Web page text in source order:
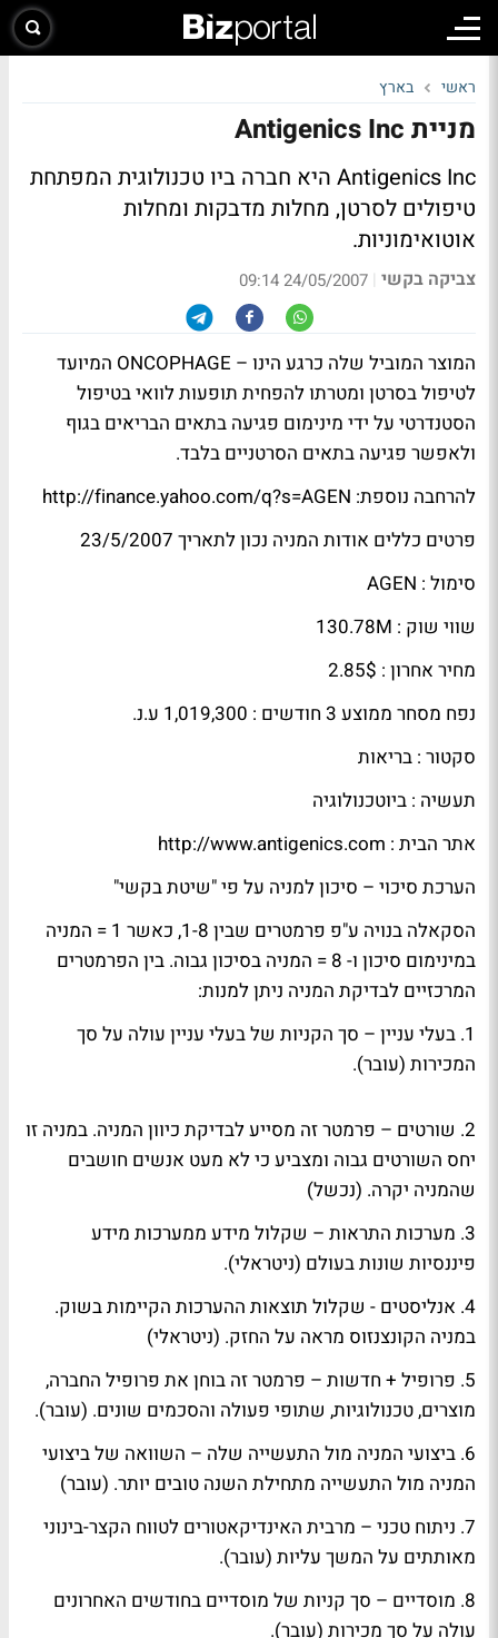
ראשי בארץ
מניית Antigenics Inc
Antigenics Inc היא חברה ביו טכנולוגית המפתחת
טיפולים לסרטן, מחלות מדבקות ומחלות
אוטואימוניות.
צביקה בקשי |
24/05/2007 09:14
המוצר המוביל שלה כרגע הינו – ONCOPHAGE המיועד
לטיפול בסרטן ומטרתו להפחית תופעות לוואי בטיפול
הסטנדרטי על ידי מינימום פגיעה בתאים הבריאים בגוף
ולאפשר פגיעה בתאים הסרטניים בלבד.
להרחבה נוספת: http://finance.yahoo.com/q?s=AGEN
פרטים כללים אודות המניה נכון לתאריך 23/5/2007
סימול : AGEN
שווי שוק : 130.78M
מחיר אחרון : 2.85$
נפח מסחר ממוצע 3 חודשים : 1,019,300 ע.נ.
סקטור : בריאות
תעשיה : ביוטכנולוגיה
אתר הבית : http://www.antigenics.com
הערכת סיכוי – סיכון למניה על פי "שיטת בקשי"
הסקאלה בנויה ע"פ פרמטרים שבין 1-8, כאשר 1 = המניה
במינימום סיכון ו- 8 = המניה בסיכון גבוה. בין הפרמטרים
המרכזיים לבדיקת המניה ניתן למנות:
1. בעלי עניין – סך הקניות של בעלי עניין עולה על סך
המכירות (עובר).
2. שורטים – פרמטר זה מסייע לבדיקת כיוון המניה. במניה זו
יחס השורטים גבוה ומצביע כי לא מעט אנשים חושבים
שהמניה יקרה. (נכשל)
3. מערכות התראות – שקלול מידע ממערכות מידע
פיננסיות שונות בעולם (ניטראלי).
4. אנליסטים - שקלול תוצאות ההערכות הקיימות בשוק.
במניה הקונצנזוס מראה על החזק. (ניטראלי)
5. פרופיל + חדשות – פרמטר זה בוחן את פרופיל החברה,
מוצרים, טכנולוגיות, שתופי פעולה והסכמים שונים. (עובר).
6. ביצועי המניה מול התעשייה שלה – השוואה של ביצועי
המניה מול התעשייה מתחילת השנה טובים יותר. (עובר)
7. ניתוח טכני – מרבית האינדיקאטורים לטווח הקצר-בינוני
מאותתים על המשך עליות (עובר).
8. מוסדיים – סך קניות של מוסדיים בחודשים האחרונים
עולה על סך מכירות (עובר).